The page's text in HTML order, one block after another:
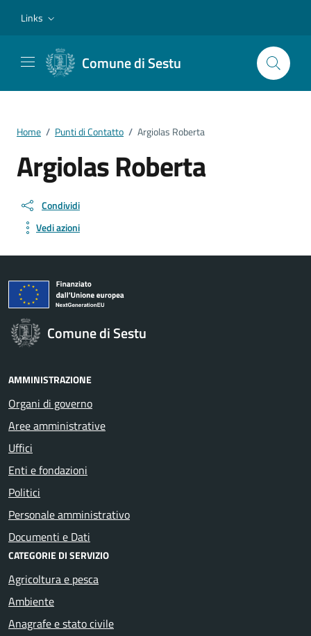
Links
Comune di Sestu
Home / Punti di Contatto / Argiolas Roberta
Argiolas Roberta
Condividi
Vedi azioni
Comune di Sestu
AMMINISTRAZIONE
Organi di governo
Aree amministrative
Uffici
Enti e fondazioni
Politici
Personale amministrativo
Documenti e Dati
CATEGORIE DI SERVIZIO
Agricoltura e pesca
Ambiente
Anagrafe e stato civile